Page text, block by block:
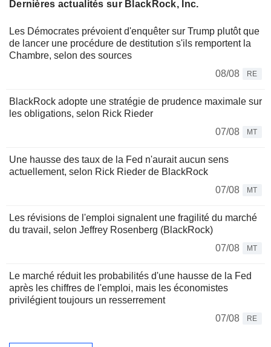
Dernières actualités sur BlackRock, Inc.
Les Démocrates prévoient d'enquêter sur Trump plutôt que
de lancer une procédure de destitution s'ils remportent la
Chambre, selon des sources
08/08
RE
BlackRock adopte une stratégie de prudence maximale sur
les obligations, selon Rick Rieder
07/08
MT
Une hausse des taux de la Fed n'aurait aucun sens
actuellement, selon Rick Rieder de BlackRock
07/08
MT
Les révisions de l'emploi signalent une fragilité du marché
du travail, selon Jeffrey Rosenberg (BlackRock)
07/08
MT
Le marché réduit les probabilités d'une hausse de la Fed
après les chiffres de l'emploi, mais les économistes
privilégient toujours un resserrement
07/08
RE